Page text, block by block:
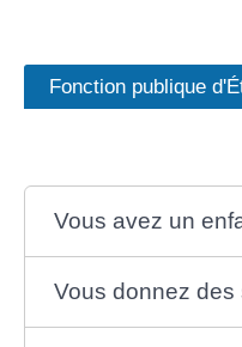
Fonction publique
Vous avez un
Vous donnez